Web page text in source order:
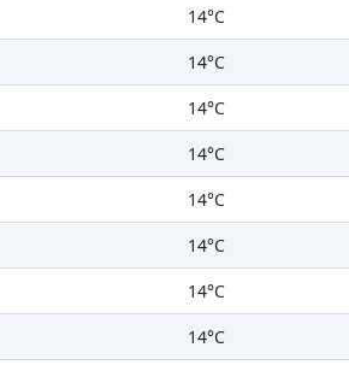
14°C
14°C
14°C
14°C
14°C
14°C
14°C
14°C